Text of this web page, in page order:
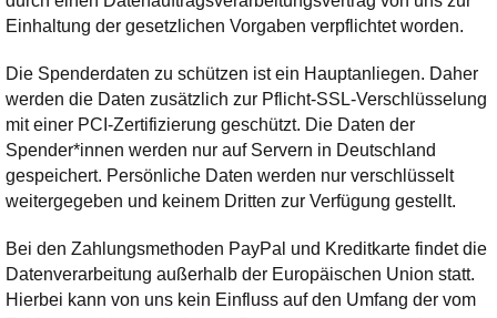
Einhaltung der gesetzlichen Vorgaben verpflichtet worden.
Die Spenderdaten zu schützen ist ein Hauptanliegen. Daher
werden die Daten zusätzlich zur Pflicht-SSL-Verschlüsselung
mit einer PCI-Zertifizierung geschützt. Die Daten der
Spender*innen werden nur auf Servern in Deutschland
gespeichert. Persönliche Daten werden nur verschlüsselt
weitergegeben und keinem Dritten zur Verfügung gestellt.
Bei den Zahlungsmethoden PayPal und Kreditkarte findet die
Datenverarbeitung außerhalb der Europäischen Union statt.
Hierbei kann von uns kein Einfluss auf den Umfang der vom